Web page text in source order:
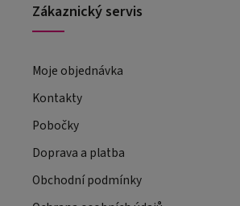
Zákaznický servis
Moje objednávka
Kontakty
Pobočky
Doprava a platba
Obchodní podmínky